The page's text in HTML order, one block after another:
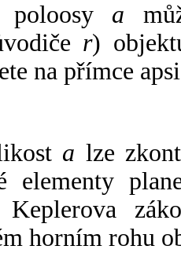
poloosy a
r)
na přímce
a lze
elementy
horním rohu